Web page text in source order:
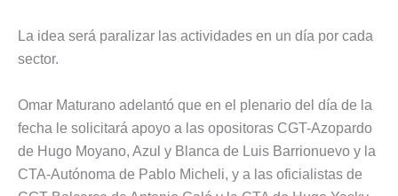
La idea será paralizar las actividades en un día por cada
sector.
Omar Maturano adelantó que en el plenario del día de la
fecha le solicitará apoyo a las opositoras CGT-Azopardo
de Hugo Moyano, Azul y Blanca de Luis Barrionuevo y la
CTA-Autónoma de Pablo Micheli, y a las oficialistas de